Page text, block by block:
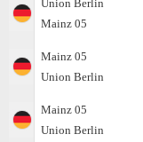
Union Berlin
Mainz 05
Mainz 05
Union Berlin
Mainz 05
Union Berlin